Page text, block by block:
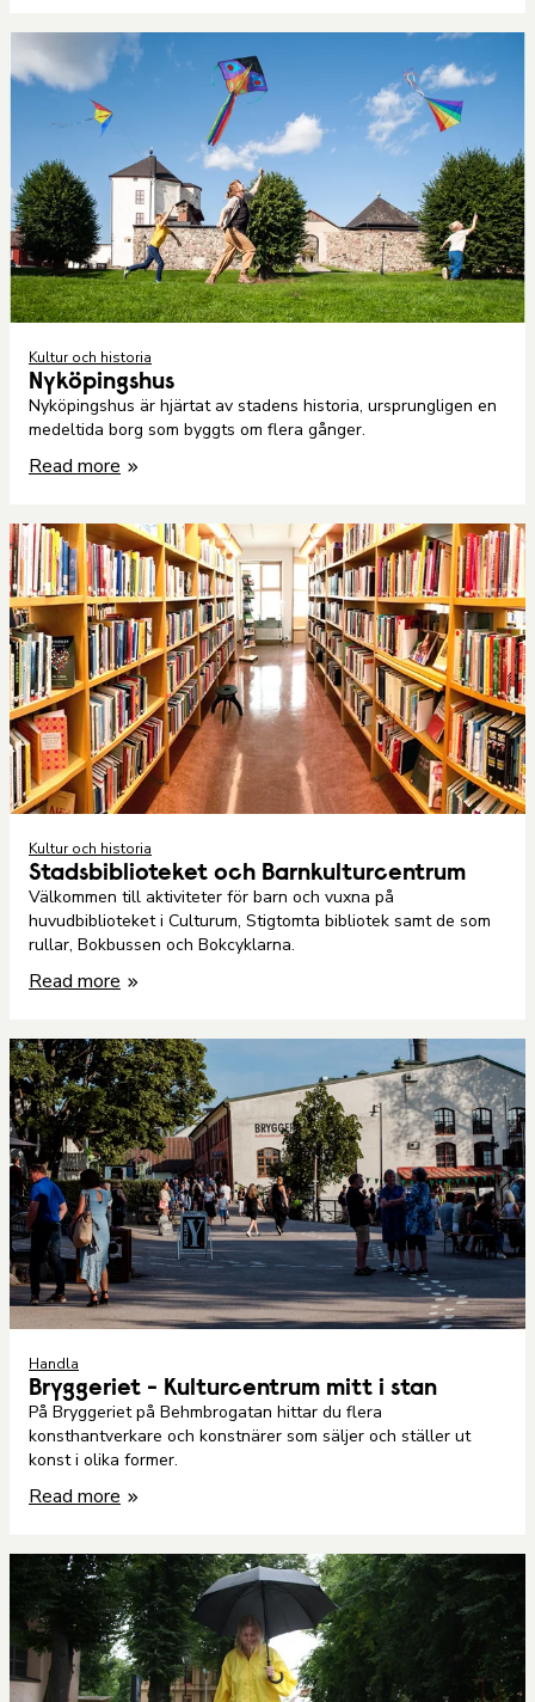
Kultur och historia
Nyköpingshus
Nyköpingshus är hjärtat av stadens historia, ursprungligen en
medeltida borg som byggts om flera gånger.
Read more
Kultur och historia
Stadsbiblioteket och Barnkulturcentrum
Välkommen till aktiviteter för barn och vuxna på
huvudbiblioteket i Culturum, Stigtomta bibliotek samt de som
rullar, Bokbussen och Bokcyklarna.
Read more
Handla
Bryggeriet - Kulturcentrum mitt i stan
På Bryggeriet på Behmbrogatan hittar du flera
konsthantverkare och konstnärer som säljer och ställer ut
konst i olika former.
Read more